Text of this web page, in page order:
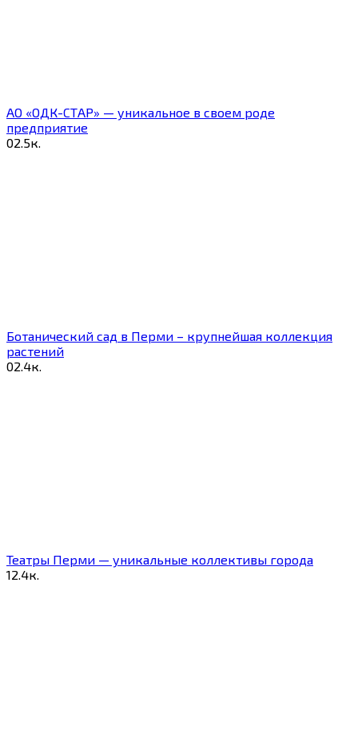
АО «ОДК-СТАР» — уникальное в своем роде
предприятие
02.5к.
Ботанический сад в Перми – крупнейшая коллекция
растений
02.4к.
Театры Перми — уникальные коллективы города
12.4к.